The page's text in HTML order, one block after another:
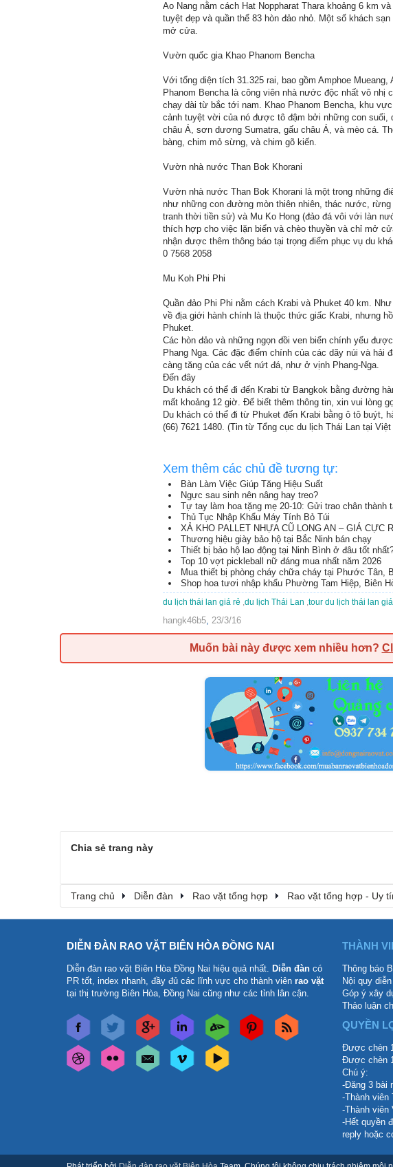
Ao Nang nằm cách Hat Noppharat Thara khoảng 6 km
tuyệt đẹp và quần thể 83 hòn đảo nhỏ. Một số khách
mở cửa.
Vườn quốc gia Khao Phanom Bencha
Với tổng diện tích 31.325 rai, bao gồm Amphoe
Phanom Bencha là công viên nhà nước độc nhất vô
chạy dài từ bắc tới nam. Khao Phanom Bencha, khu
cảnh tuyệt vời của nó được tô đậm bởi những con suối,
châu Á, sơn dương Sumatra, gấu châu Á, và mèo cá.
bàng, chim mỏ sừng, và chim gõ kiến.
Vườn nhà nước Than Bok Khorani
Vườn nhà nước Than Bok Khorani là một trong những
như những con đường mòn thiên nhiên, thác nước,
tranh thời tiền sử) và Mu Ko Hong (đảo đá vôi với làn
thích hợp cho việc lặn biển và chèo thuyền và chỉ mở
nhận được thêm thông báo tại trọng điểm phục vụ du
0 7568 2058
Mu Koh Phi Phi
Quần đảo Phi Phi nằm cách Krabi và Phuket 40 km.
về địa giới hành chính là thuộc thức giấc Krabi, nhưng
Phuket.
Các hòn đảo và những ngọn đồi ven biển chính yếu
Phang Nga. Các đặc điểm chính của các dãy núi và
càng tăng của các vết nứt đá, như ở vịnh Phang-Nga.
Đến đây
Du khách có thể đi đến Krabi từ Bangkok bằng đường
mất khoảng 12 giờ. Để biết thêm thông tin, xin vui lòng
Du khách có thể đi từ Phuket đến Krabi bằng ô tô buýt,
(66) 7621 1480. (Tin từ Tổng cục du lịch Thái Lan tại Việt
Xem thêm các chủ đề tương tự:
Bàn Làm Việc Giúp Tăng Hiệu Suất
Ngực sau sinh nên nâng hay treo?
Tự tay làm hoa tặng mẹ 20-10: Gửi trao chân thành
Thủ Tục Nhập Khẩu Máy Tính Bỏ Túi
XẢ KHO PALLET NHỰA CŨ LONG AN – GIÁ CỰC
Thương hiệu giày bảo hộ tại Bắc Ninh bán chạy
Thiết bị bảo hộ lao động tại Ninh Bình ở đâu tốt
Top 10 vợt pickleball nữ đáng mua nhất năm 2026
Mua thiết bị phòng cháy chữa cháy tại Phước Tân,
Shop hoa tươi nhập khẩu Phường Tam Hiệp, Biên
du lịch thái lan giá rẻ ,du lịch Thái Lan ,tour du lịch thái lan
hangk46b5, 23/3/16
Muốn bài này được xem nhiều hơn?
Chia sẻ trang này
Trang chủ Diễn đàn Rao vặt tổng hợp Rao vặt tổng hợp - Uy
DIỄN ĐÀN RAO VẶT BIÊN HÒA ĐỒNG NAI
Diễn đàn rao vặt Biên Hòa Đồng Nai hiệu quả nhất. Diễn đàn có
PR tốt, index nhanh, đầy đủ các lĩnh vực cho thành viên rao vặt
tại thị trường Biên Hòa, Đồng Nai cũng như các tỉnh lân cận.
THÀNH
Thông báo
Nội quy
Góp ý xây
Thảo luận
QUYỀN
Được chèn
Được chèn
Chú ý:
-Đăng 3 bài
-Thành viên
-Thành viên
-Hết quyền
reply hoặc